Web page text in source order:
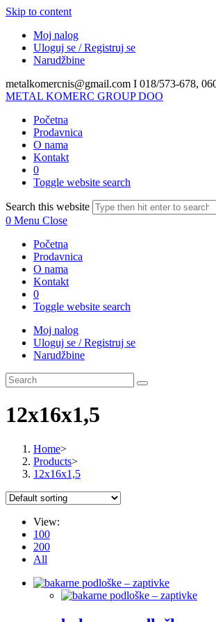
Skip to content
Moj nalog
Uloguj se / Registruj se
Narudžbine
metalkomercnis@gmail.com I 018/573-678,
METAL KOMERC GROUP DOO
Početna
Prodavnica
O nama
Kontakt
0
Toggle website search
Search this website
0 Menu Close
Početna
Prodavnica
O nama
Kontakt
0
Toggle website search
Moj nalog
Uloguj se / Registruj se
Narudžbine
12x16x1,5
Home>
Products>
12x16x1,5
View:
100
200
All